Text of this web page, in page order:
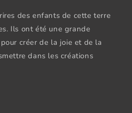
des enfants de cette terre
Ils ont été une grande
créer de la joie et de la
dans les créations